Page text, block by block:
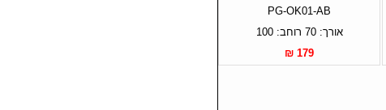
PG-OK01-AB
אורך: 70 רוחב: 100
179 ₪